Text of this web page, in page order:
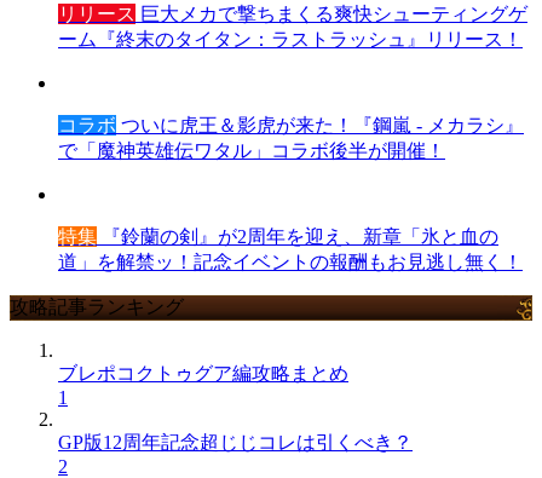
リリース 巨大メカで撃ちまくる爽快シューティングゲ
ーム『終末のタイタン：ラストラッシュ』リリース！
コラボ ついに虎王＆影虎が来た！『鋼嵐 - メカラシ』
で「魔神英雄伝ワタル」コラボ後半が開催！
特集 『鈴蘭の剣』が2周年を迎え、新章「氷と血の
道」を解禁ッ！記念イベントの報酬もお見逃し無く！
攻略記事ランキング
ブレポコクトゥグア編攻略まとめ
1
GP版12周年記念超じじコレは引くべき？
2